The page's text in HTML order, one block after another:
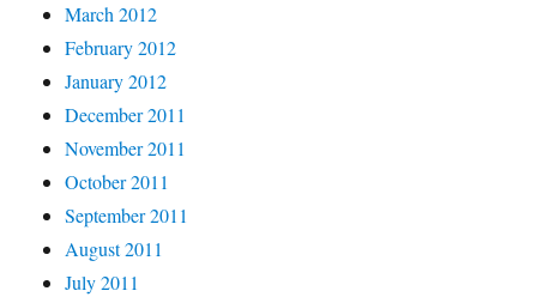
March 2012
February 2012
January 2012
December 2011
November 2011
October 2011
September 2011
August 2011
July 2011